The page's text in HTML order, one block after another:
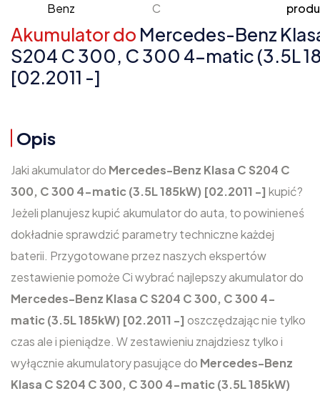
Benz
C
Akumulator do Mercedes-Benz
S204 C 300, C 300 4-matic (3.5L
[02.2011 -]
Opis
Jaki akumulator do Mercedes-Benz Klasa C S204 C
300, C 300 4-matic (3.5L 185kW) [02.2011 -] kupić?
Jeżeli planujesz kupić akumulator do auta, to powinieneś
dokładnie sprawdzić parametry techniczne każdej
baterii. Przygotowane przez naszych ekspertów
zestawienie pomoże Ci wybrać najlepszy akumulator do
Mercedes-Benz Klasa C S204 C 300, C 300 4-
matic (3.5L 185kW) [02.2011 -] oszczędzając nie tylko
czas ale i pieniądze. W zestawieniu znajdziesz tylko i
wyłącznie akumulatory pasujące do Mercedes-Benz
Klasa C S204 C 300, C 300 4-matic (3.5L 185kW)